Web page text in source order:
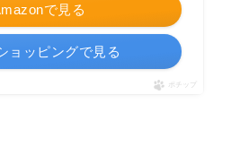
で見る
ョッピングで見る
ポチップ